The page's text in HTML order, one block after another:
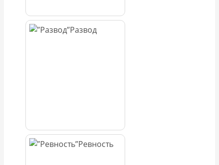
Развод
Ревность